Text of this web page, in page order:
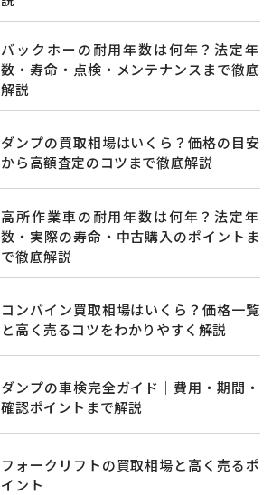
バックホーの耐用年数は何年？法定年
数・寿命・点検・メンテナンスまで徹底
解説
ダンプの買取相場はいくら？価格の目安
から高額査定のコツまで徹底解説
高所作業車の耐用年数は何年？法定年
数・実際の寿命・中古購入のポイントま
で徹底解説
コンバイン買取相場はいくら？価格一覧
と高く売るコツをわかりやすく解説
ダンプの車検完全ガイド｜費用・期間・
確認ポイントまで解説
フォークリフトの買取相場と高く売るポ
イント